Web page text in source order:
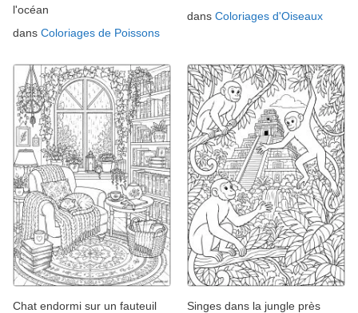
l'océan
dans Coloriages de Poissons
dans Coloriages d'Oiseaux
Chat endormi sur un fauteuil
Singes dans la jungle près